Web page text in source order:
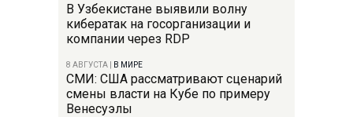
В Узбекистане выявили волну
кибератак на госорганизации и
компании через RDP
8 АВГУСТА В МИРЕ
СМИ: США рассматривают сценарий
смены власти на Кубе по примеру
Венесуэлы